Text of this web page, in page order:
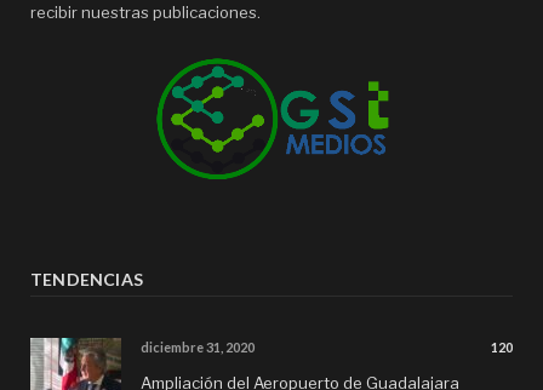
recibir nuestras publicaciones.
TENDENCIAS
diciembre 31, 2020 120
Ampliación del Aeropuerto de Guadalajara